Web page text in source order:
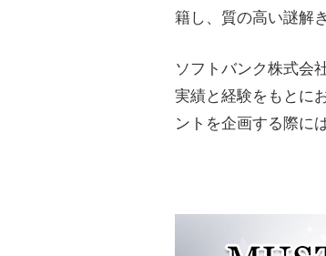
籍し、質の高い謎解
ソフトバンク株式会
実績と経験をもとに
ントを企画する際に